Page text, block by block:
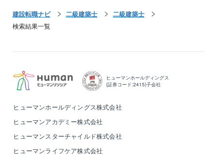
建設転職ナビ 二級建築士
二級建築士
検索結果一覧
ヒューマンホールディングス
(証券コード:2415)子会社
ヒューマンホールディングス株式会社
ヒューマンアカデミー株式会社
ヒューマンスターチャイルド株式会社
ヒューマンライフケア株式会社